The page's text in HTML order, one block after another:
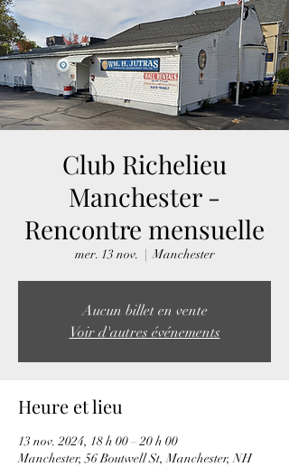
Club Richelieu
Manchester -
Rencontre mensuelle
mer. 13 nov.
  |
Manchester
Aucun billet en vente
Voir d'autres événements
Heure et lieu
13 nov. 2024, 18 h 00 – 20 h 00
Manchester, 56 Boutwell St, Manchester, NH